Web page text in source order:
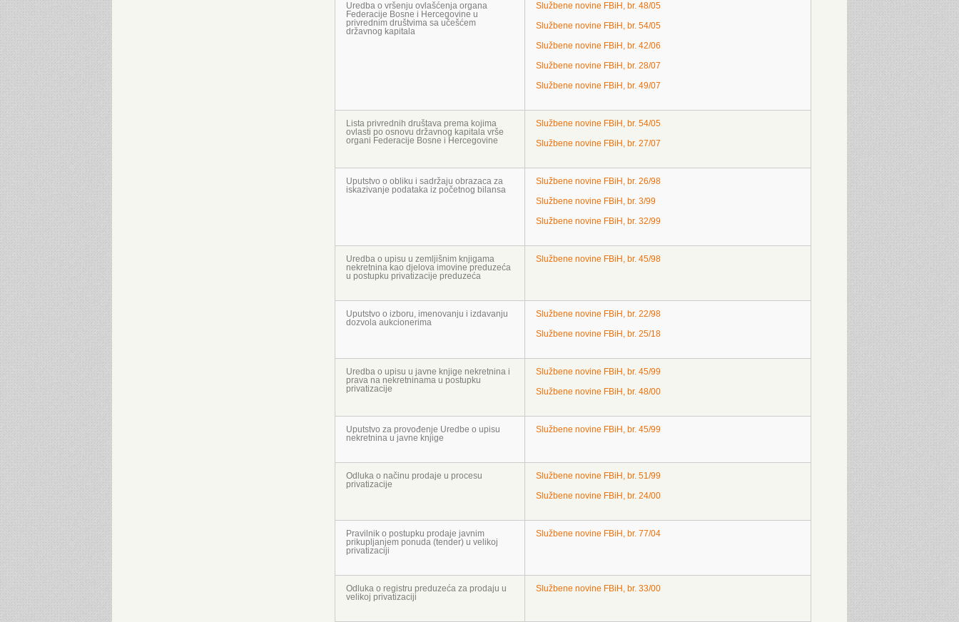
Uredba o vršenju ovlašćenja organa
Federacije Bosne i Hercegovine u
privrednim društvima sa učešćem
državnog kapitala
Službene novine FBiH, br. 48/05
Službene novine FBiH, br. 54/05
Službene novine FBiH, br. 42/06
Službene novine FBiH, br. 28/07
Službene novine FBiH, br. 49/07
Lista privrednih društava prema kojima
ovlasti po osnovu državnog kapitala vrše
organi Federacije Bosne i Hercegovine
Službene novine FBiH, br. 54/05
Službene novine FBiH, br. 27/07
Uputstvo o obliku i sadržaju obrazaca za
iskazivanje podataka iz početnog bilansa
Službene novine FBiH, br. 26/98
Službene novine FBiH, br. 3/99
Službene novine FBiH, br. 32/99
Uredba o upisu u zemljišnim knjigama
nekretnina kao djelova imovine preduzeća
u postupku privatizacije preduzeća
Službene novine FBiH, br. 45/98
Uputstvo o izboru, imenovanju i izdavanju
dozvola aukcionerima
Službene novine FBiH, br. 22/98
Službene novine FBiH, br. 25/18
Uredba o upisu u javne knjige nekretnina i
prava na nekretninama u postupku
privatizacije
Službene novine FBiH, br. 45/99
Službene novine FBiH, br. 48/00
Uputstvo za provođenje Uredbe o upisu
nekretnina u javne knjige
Službene novine FBiH, br. 45/99
Odluka o načinu prodaje u procesu
privatizacije
Službene novine FBiH, br. 51/99
Službene novine FBiH, br. 24/00
Pravilnik o postupku prodaje javnim
prikupljanjem ponuda (tender) u velikoj
privatizaciji
Službene novine FBiH, br. 77/04
Odluka o registru preduzeća za prodaju u
velikoj privatizaciji
Službene novine FBiH, br. 33/00